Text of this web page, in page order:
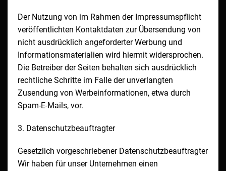
Der Nutzung von im Rahmen der Impressumspflicht
veröffentlichten Kontaktdaten zur Übersendung von
nicht ausdrücklich angeforderter Werbung und
Informationsmaterialien wird hiermit widersprochen.
Die Betreiber der Seiten behalten sich ausdrücklich
rechtliche Schritte im Falle der unverlangten
Zusendung von Werbeinformationen, etwa durch
Spam-E-Mails, vor.
3. Datenschutzbeauftragter
Gesetzlich vorgeschriebener Datenschutzbeauftragter
Wir haben für unser Unternehmen einen